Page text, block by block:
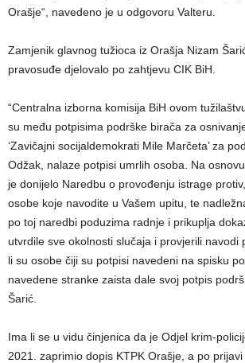
Orašje“, navedeno je u odgovoru Valteru.
Zamjenik glavnog tužioca iz Orašja Nizam
pravosuđe djelovalo po zahtjevu CIK BiH.
“Centralna izborna komisija BiH ovom
su među potpisima podrške birača za
‘Zavičajni socijaldemokrati Mile Marčeta’ za
Odžak, nalaze potpisi umrlih osoba. Na
je donijelo Naredbu o provođenju istrage
osobe koje navodite u Vašem upitu, te
po toj naredbi poduzima radnje i prikuplja
utvrdile sve okolnosti slučaja i provjerili navodi
li su osobe čiji su potpisi navedeni na spisku
navedene stranke zaista dale svoj potpis
Šarić.
Ima li se u vidu činjenica da je Odjel krim-
2021. zaprimio dopis KTPK Orašje, a po